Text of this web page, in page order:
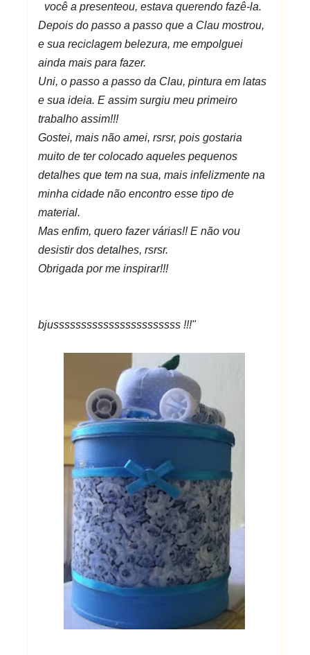
você a presenteou, estava querendo fazê-la.
Depois do passo a passo que a Clau mostrou,
e sua reciclagem belezura, me empolguei
ainda mais para fazer.
Uni, o passo a passo da Clau, pintura em latas
e sua ideia. E assim surgiu meu primeiro
trabalho assim!!!
Gostei, mais não amei, rsrsr, pois gostaria
muito de ter colocado aqueles pequenos
detalhes que tem na sua, mais infelizmente na
minha cidade não encontro esse tipo de
material.
Mas enfim, quero fazer várias!! E não vou
desistir dos detalhes, rsrsr.
Obrigada por me inspirar!!!
bjusssssssssssssssssssssss !!!"